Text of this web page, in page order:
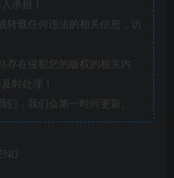
承担！
转载任何违法的相关信息，访
存在侵犯您的版权的相关内
时处理！
，我们会第一时间更新。